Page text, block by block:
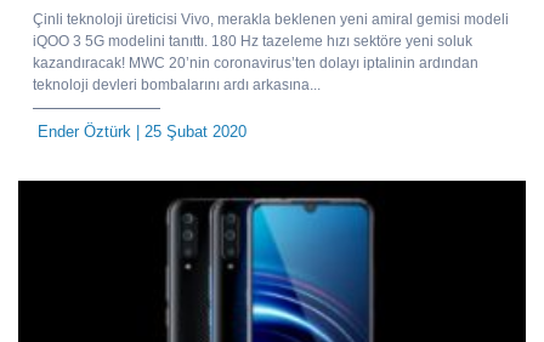
Çinli teknoloji üreticisi Vivo, merakla beklenen yeni amiral gemisi modeli
iQOO 3 5G modelini tanıttı. 180 Hz tazeleme hızı sektöre yeni soluk
kazandıracak! MWC 20’nin coronavirus’ten dolayı iptalinin ardından
teknoloji devleri bombalarını ardı arkasına...
Ender Öztürk | 25 Şubat 2020